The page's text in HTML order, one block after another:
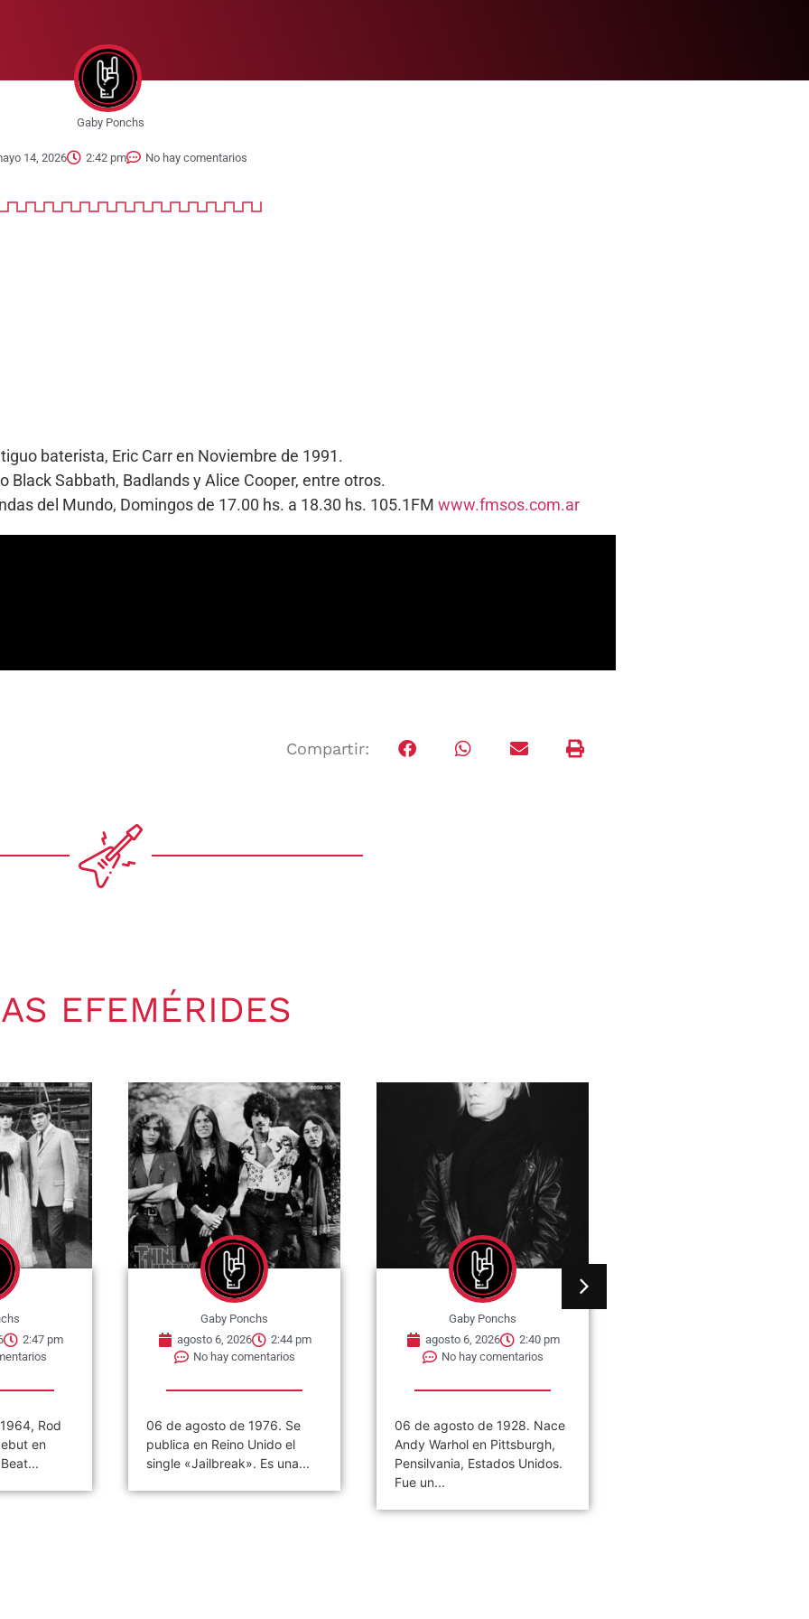
Gaby Ponchs
14, 2026 2:42 pm No hay comentarios
baterista, Eric Carr en Noviembre de 1991.
Black Sabbath, Badlands y Alice Cooper, entre otros.
del Mundo, Domingos de 17.00 hs. a 18.30 hs. 105.1FM www.fmsos.com.ar
Compartir:
EFEMÉRIDES
2:44 pm
Se
el
Es una...
Gaby Ponchs
agosto 6, 2026
2:40 pm
No hay comentarios
06 de agosto de 1928. Nace
Andy Warhol en Pittsburgh,
Pensilvania, Estados Unidos.
Gaby Ponchs
agosto 6, 2026
2:34 pm
No hay comentarios
06 de agosto de 2009.
Muere a los 58 años en
Nueva York, el cantante...